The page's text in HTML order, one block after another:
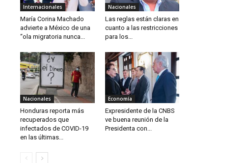
Internacionales
María Corina Machado
advierte a México de una
“ola migratoria nunca...
Nacionales
Las reglas están claras en
cuanto a las restricciones
para los...
Nacionales
Honduras reporta más
recuperados que
infectados de COVID-19
en las últimas...
Economía
Expresidente de la CNBS
ve buena reunión de la
Presidenta con...